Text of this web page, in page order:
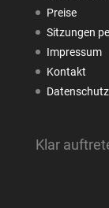
Preise
Sitzungen
Impressum
Kontakt
Klar